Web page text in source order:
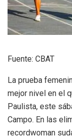
Fuente: CBAT
La prueba
mejor nivel en el
Paulista, este
Campo. En las
recordwoman